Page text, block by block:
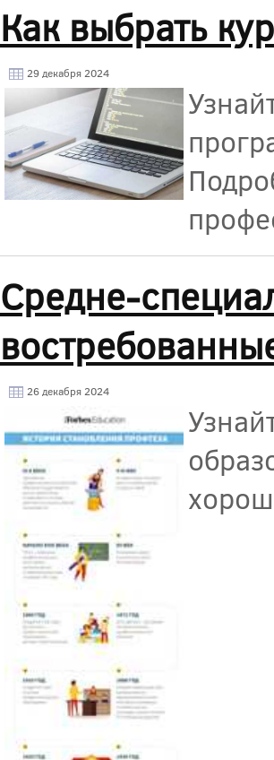
Как выбрать
29 декабря 2024
Средне-
26 декабря 2024